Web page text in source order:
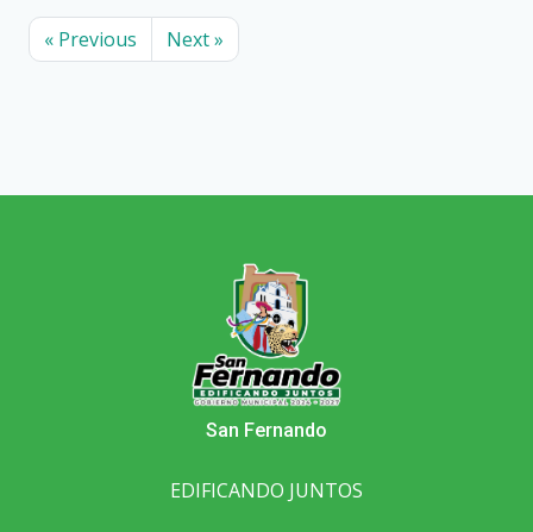
« Previous Next »
San Fernando
EDIFICANDO JUNTOS